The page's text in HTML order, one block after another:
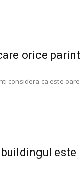
orice
considera ca este
buildingul